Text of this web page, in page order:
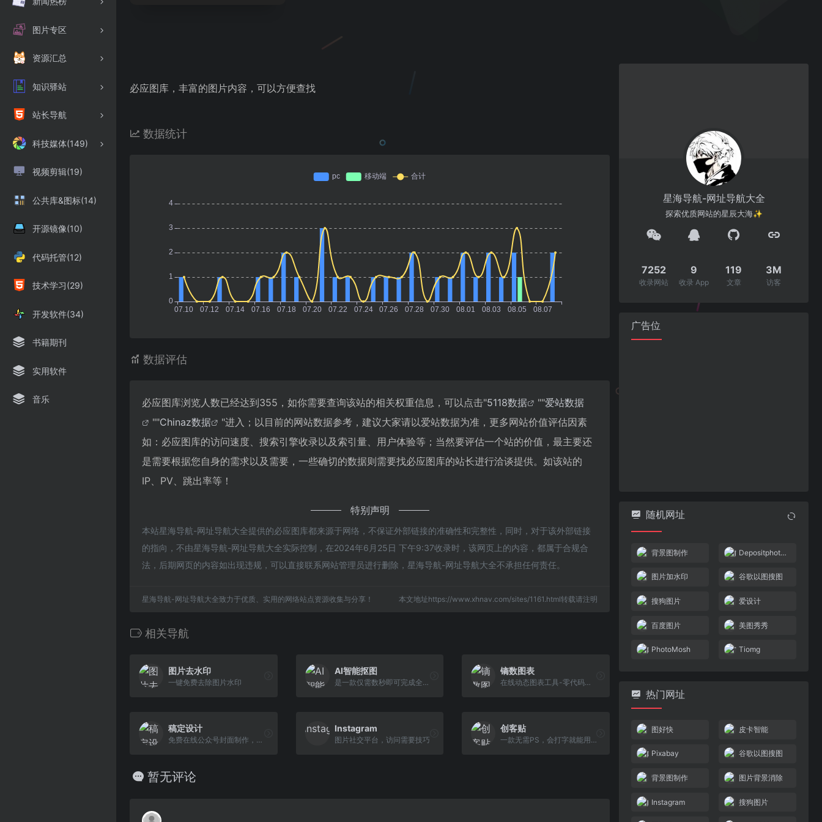
图片专区
资源汇总
知识驿站
站长导航
科技媒体(149)
视频剪辑(19)
公共库&图标(14)
开源镜像(10)
代码托管(12)
技术学习(29)
开发软件(34)
书籍期刊
实用软件
音乐
必应图库，丰富的图片内容，可以方便查找
数据统计
数据评估
必应图库浏览人数已经达到355，如你需要查询该站的相关权重信息，可以点击"5118数据 ""爱站数据
""Chinaz数据
"进入；以目前的网站数据参考，建议大家请以爱站数据为准，更多网站价值评估因素
如：必应图库的访问速度、搜索引擎收录以及索引量、用户体验等；当然要评估一个站的价值，最主要还
是需要根据您自身的需求以及需要，一些确切的数据则需要找必应图库的站长进行洽谈提供。如该站的
IP、PV、跳出率等！
特别声明
本站星海导航-网址导航大全提供的必应图库都来源于网络，不保证外部链接的准确性和完整性，同时，对于该外部链接
的指向，不由星海导航-网址导航大全实际控制，在2024年6月25日 下午9:37收录时，该网页上的内容，都属于合规合
法，后期网页的内容如出现违规，可以直接联系网站管理员进行删除，星海导航-网址导航大全不承担任何责任。
星海导航-网址导航大全致力于优质、实用的网络站点资源收集与分享！ 本文地址https://www.xhnav.com/sites/1161.html转载请注明
相关导航
图片去水印
一键免费去除图片水印
AI智能抠图
是一款仅需数秒即可完成全自动ai抠图的神奇软件。
镝数图表
在线动态图表工具-零代码数据大屏可视化
稿定设计
免费在线公众号封面制作，还提供大量免费朋友圈封面模板
Instagram
图片社交平台，访问需要技巧
创客贴
一款无需PS，会打字就能用的图片、视频编辑器。
暂无评论
星海导航-网址导航大全
探索优质网站的星辰大海✨
7252
收录网站
9
收录 App
119
文章
3M
访客
广告位
随机网址
背景图制作 Depositphotos
图片加水印 谷歌以图搜图
搜狗图片 爱设计
百度图片 美图秀秀
PhotoMosh Tiomg
热门网址
图好快 皮卡智能
Pixabay 谷歌以图搜图
背景图制作 图片背景消除
Instagram 搜狗图片